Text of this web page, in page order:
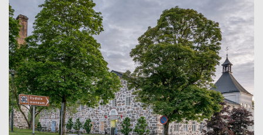
About GIBCA Extended
Extended program
Archive
Participating venues 2025
GIBCA Extended 2015
GIBCA Extended 2017
GIBCA Extended 2019
GIBCA Extended 2013
GIBCA Extended 2021
Exhibition
Actors 2021
Program 2021